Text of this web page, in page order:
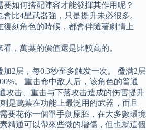
要如何搭配陣容才能發揮其作用呢？
比4星武器強，只是提升未必很多。
復刻角色的時候，都會伴隨著劇情上
，萬葉的價值還是比較高的。
2层，每0.3秒至多触发一次。 叠满2层
。 重击命中敌人后，该角色的普通
攻击、重击与下落攻击造成的伤害提升
是萬葉在功能上最泛用的武器，而且
要花你一個單手劍原胚，在大多數環境
精通可以帶來些微的增傷，但也就這個